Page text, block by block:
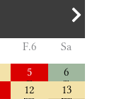
F.6
Sa
5
6
12
13